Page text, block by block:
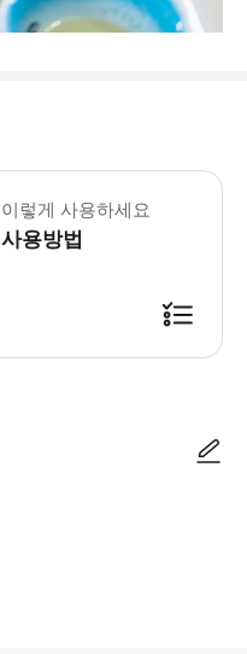
이렇게 사용하세요
사용방법